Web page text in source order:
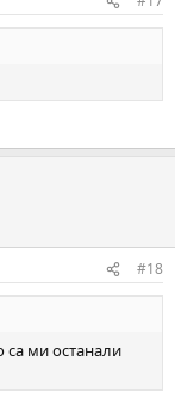
#18
са ми останали